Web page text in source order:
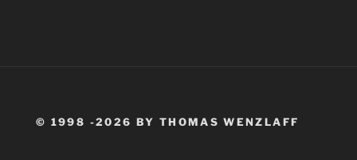
© 1998 -2026 BY THOMAS WENZLAFF